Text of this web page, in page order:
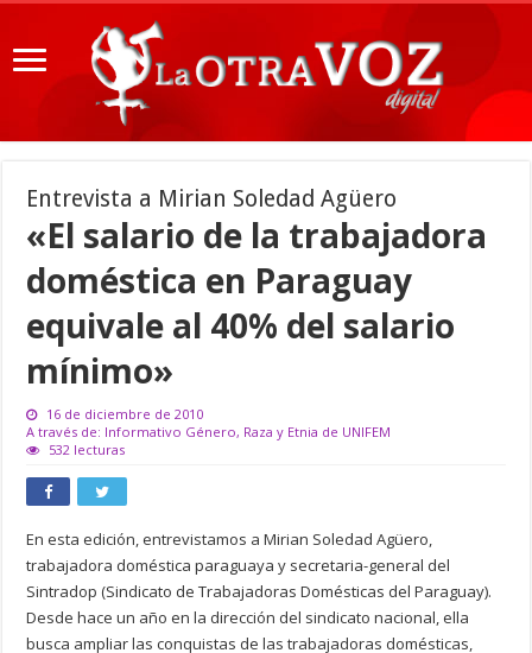
Entrevista a Mirian Soledad Agüero
«El salario de la trabajadora
doméstica en Paraguay
equivale al 40% del salario
mínimo»
16 de diciembre de 2010
A través de: Informativo Género, Raza y Etnia de UNIFEM
532 lecturas
En esta edición, entrevistamos a Mirian Soledad Agüero,
trabajadora doméstica paraguaya y secretaria-general del
Sintradop (Sindicato de Trabajadoras Domésticas del Paraguay).
Desde hace un año en la dirección del sindicato nacional, ella
busca ampliar las conquistas de las trabajadoras domésticas,